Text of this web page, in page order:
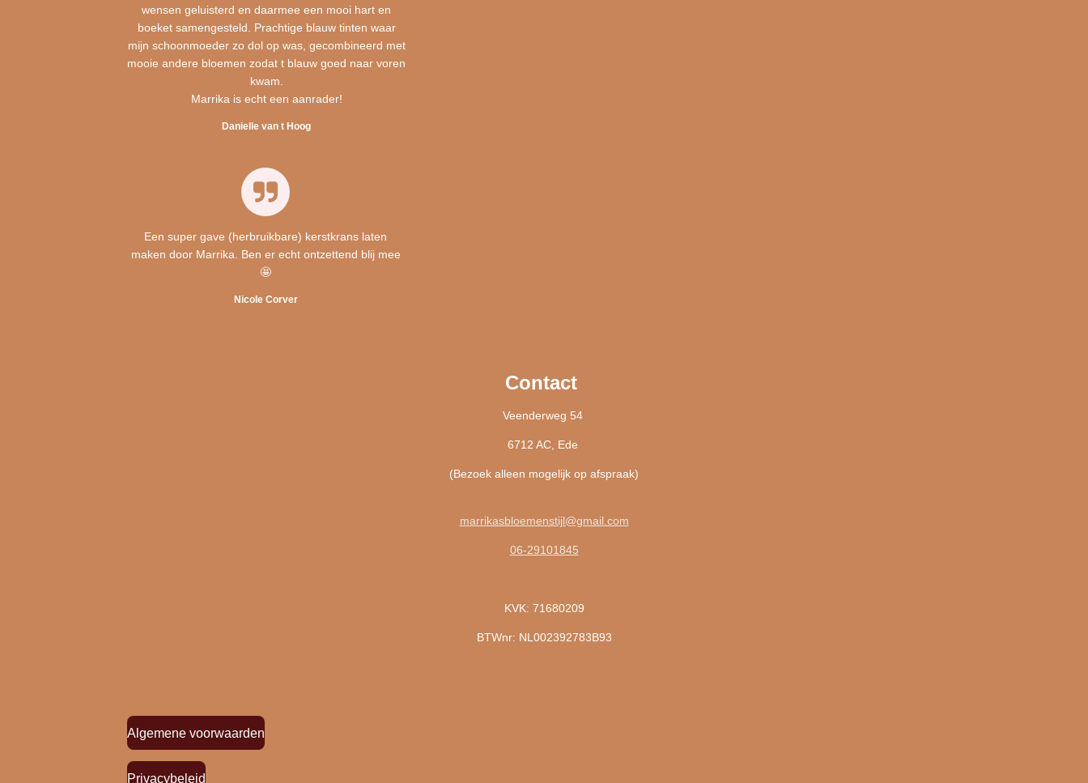
wensen geluisterd en daarmee een mooi hart en
boeket samengesteld. Prachtige blauw tinten waar
mijn schoonmoeder zo dol op was, gecombineerd met
mooie andere bloemen zodat t blauw goed naar voren
kwam.
Marrika is echt een aanrader!
Danielle van t Hoog
Een super gave (herbruikbare) kerstkrans laten
maken door Marrika. Ben er echt ontzettend blij mee
🤩
Nicole Corver
Contact
Veenderweg 54
6712 AC, Ede
(Bezoek alleen mogelijk op afspraak)
marrikasbloemenstijl@gmail.com
06-29101845
KVK: 71680209
BTWnr: NL002392783B93
Algemene voorwaarden
Privacybeleid